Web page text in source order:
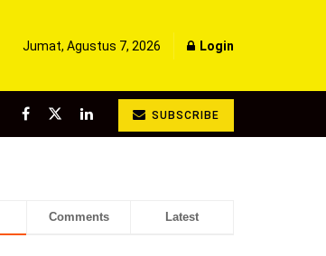
Jumat, Agustus 7, 2026 Login
SUBSCRIBE
Comments Latest